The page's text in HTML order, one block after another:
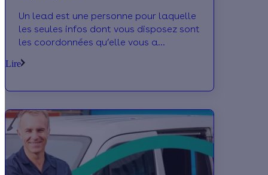
Un lead est une personne pour laquelle
les seules infos dont vous disposez sont
les coordonnées qu’elle vous a
marketing de votre part. Le prospect
activité ou vos produits ont été
confirmés après un échange avec vous.
Lire